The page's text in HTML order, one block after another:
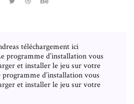
téléchargement ici
programme d’installation vous
et installer le jeu sur votre
d’installation vous
et installer le jeu sur votre